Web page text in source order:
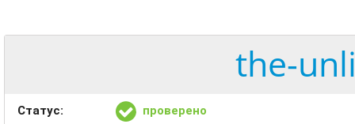
the-
Статус: проверено